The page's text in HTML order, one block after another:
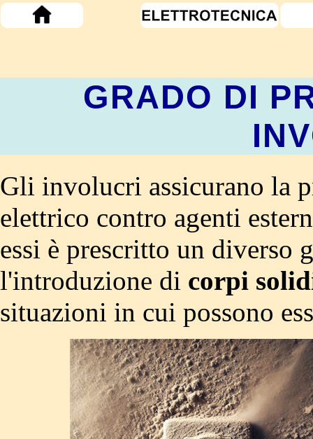
GRADO DI
Gli involucri assicurano la
elettrico contro agenti
essi è prescritto un diverso
l'introduzione di corpi
situazioni in cui possono